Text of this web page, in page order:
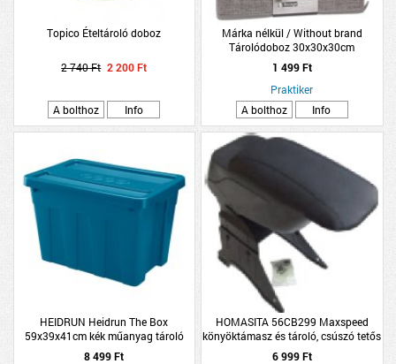
Topico Ételtároló doboz
2 740 Ft 2 200 Ft
A bolthoz Info
Márka nélkül / Without brand
Tárolódoboz 30x30x30cm
világosszürke poliészter
1 499 Ft
Praktiker
A bolthoz
Info
HEIDRUN Heidrun The Box
59x39x41cm kék műanyag tároló
doboz tetővel 65L
8 499 Ft
HOMASITA 56CB299 Maxspeed
könyöktámasz és tároló, csúszó tetős
6 999 Ft